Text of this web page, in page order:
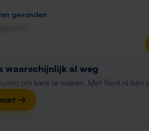
gevonden
waarschijnlijk al weg
om kans te maken. Met Rent.nl ben
niet →